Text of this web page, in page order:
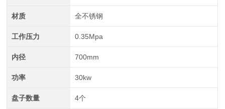
材质 全不锈钢
工作压力 0.35Mpa
内径 700mm
功率 30kw
盘子数量 4个